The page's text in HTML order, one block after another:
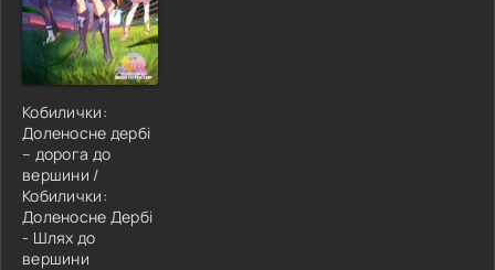
Кобилички:
Доленосне дербі
– дорога до
вершини /
Кобилички:
Доленосне Дербі
- Шлях до
вершини